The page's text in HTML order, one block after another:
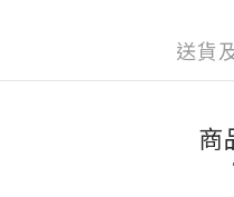
送貨
商